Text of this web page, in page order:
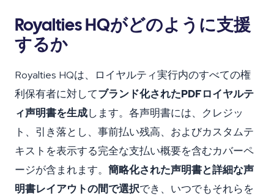
Royalties HQがどのように支援
するか
Royalties HQは、ロイヤルティ実行内のすべての権
利保有者に対してブランド化されたPDFロイヤルテ
ィ声明書を生成します。各声明書には、クレジッ
ト、引き落とし、事前払い残高、およびカスタムテ
キストを表示する完全な支払い概要を含むカバーペ
ージが含まれます。 簡略化された声明書と詳細な声
明書レイアウトの間で選択でき、いつでもそれらを